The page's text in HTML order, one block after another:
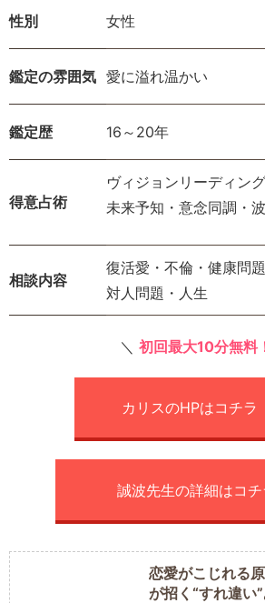
性別 女性
鑑定の雰囲気 愛に溢れ温かい
鑑定歴 16～20年
得意占術
ヴィジョンリーディン
未来予知・意念同調・
相談内容
復活愛・不倫・健康問
対人問題・人生
＼ 初回最大10分無料
カリスのHPはコチ
誠波先生の詳細はコ
恋愛がこじれる
が招く“すれ違い